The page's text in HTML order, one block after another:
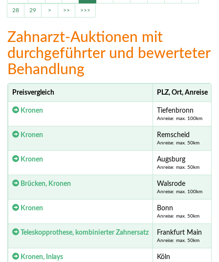
28 29 > >> >>>
Zahnarzt-Auktionen mit
durchgeführter und bewerteter
Behandlung
Preisvergleich PLZ, Ort, Anreise
Kronen Tiefenbronn
Anreise: max. 100km
Kronen Remscheid
Anreise: max. 50km
Kronen Augsburg
Anreise: max. 50km
Brücken, Kronen Walsrode
Anreise: max. 100km
Kronen Bonn
Anreise: max. 50km
Teleskopprothese, kombinierter Zahnersatz Frankfurt Main
Anreise: max. 50km
Kronen, Inlays Köln